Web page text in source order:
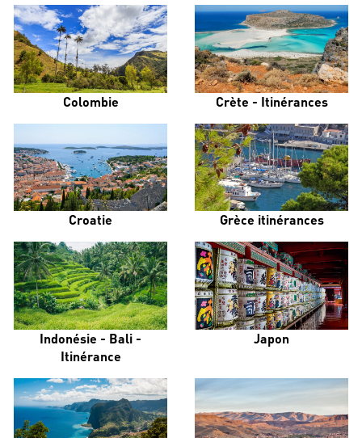
Colombie Crète - Itinérances
Croatie Grèce itinérances
Indonésie - Bali -
Itinérance
Japon